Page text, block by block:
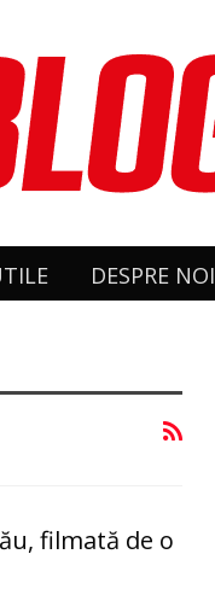
DESPRE NOI
filmată de o